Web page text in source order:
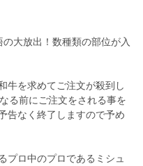
大放出！数種類の部位が入
牛を求めてご注文が殺到し
る前にご注文をされる事を
告なく終了しますので予め
プロ中のプロであるミシュ